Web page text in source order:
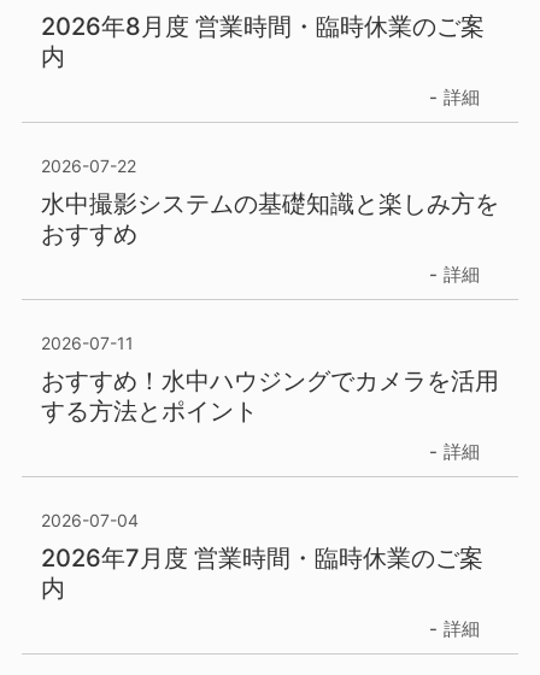
2026年8月度 営業時間・臨時休業のご案
内
詳細
2026-07-22
水中撮影システムの基礎知識と楽しみ方を
おすすめ
詳細
2026-07-11
おすすめ！水中ハウジングでカメラを活用
する方法とポイント
詳細
2026-07-04
2026年7月度 営業時間・臨時休業のご案
内
詳細